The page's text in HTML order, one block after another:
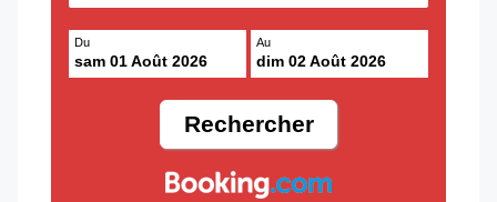
Du
sam 01 Août 2026
Au
dim 02 Août 2026